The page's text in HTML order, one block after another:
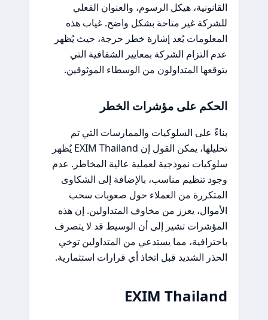
القانونية، هيكل الرسوم، والعنوان الفعلي
للشركة غير متاحة بشكل واضح. غياب هذه
المعلومات يُعد إشارة خطر حرجة، حيث يُظهر
عدم التزام الشركة بمعايير الشفافية التي
يتوقعها المتداولون من الوسطاء الموثوقين.
الحكم على مؤشرات الخطر
بناءً على السلوكيات والممارسات التي تم
تحليلها، يمكن القول إن EXIM Thailand يُظهر
سلوكيات نموذجية لعملية عالية المخاطر. عدم
وجود تنظيم مناسب، بالإضافة إلى الشكاوى
المتكررة من العملاء حول صعوبات سحب
الأموال، يعزز من مخاوف المتداولين. إن هذه
المؤشرات تشير إلى أن الوسيط قد لا يتصرف
باحترافية، مما يستدعي من المتداولين توخي
الحذر الشديد قبل اتخاذ أي قرارات استثمارية.
EXIM Thailand